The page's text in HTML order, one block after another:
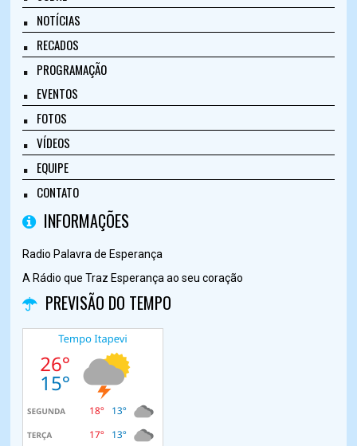
NOTÍCIAS
RECADOS
PROGRAMAÇÃO
EVENTOS
FOTOS
VÍDEOS
EQUIPE
CONTATO
INFORMAÇÕES
Radio Palavra de Esperança
A Rádio que Traz Esperança ao seu coração
PREVISÃO DO TEMPO